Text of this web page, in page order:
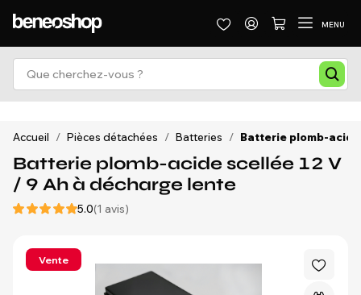
MENU
Accueil / Pièces détachées / Batteries / Batterie plomb-
Batterie plomb-acide scellée 12 V
/ 9 Ah à décharge lente
5.0(1 avis)
Vente